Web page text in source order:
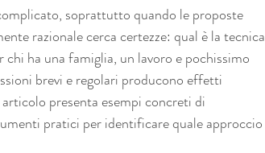
soprattutto quando le proposte
razionale cerca certezze: qual è la tecnica
ha una famiglia, un lavoro e pochissimo
brevi e regolari producono effetti
presenta esempi concreti di
pratici per identificare quale approccio